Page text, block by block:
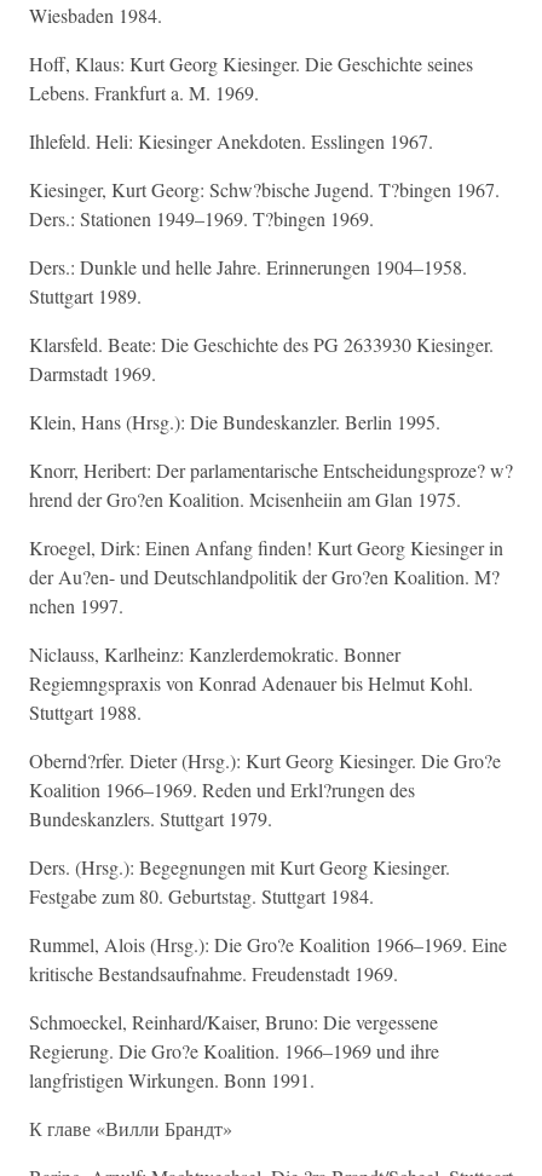
Wiesbaden 1984.
Hoff, Klaus: Kurt Georg Kiesinger. Die Geschichte seines
Lebens. Frankfurt a. M. 1969.
Ihlefeld. Heli: Kiesinger Anekdoten. Esslingen 1967.
Kiesinger, Kurt Georg: Schw?bische Jugend. T?bingen 1967.
Ders.: Stationen 1949–1969. T?bingen 1969.
Ders.: Dunkle und helle Jahre. Erinnerungen 1904–1958.
Stuttgart 1989.
Klarsfeld. Beate: Die Geschichte des PG 2633930 Kiesinger.
Darmstadt 1969.
Klein, Hans (Hrsg.): Die Bundeskanzler. Berlin 1995.
Knorr, Heribert: Der parlamentarische Entscheidungsproze? w?
hrend der Gro?en Koalition. Mcisenheiin am Glan 1975.
Kroegel, Dirk: Einen Anfang finden! Kurt Georg Kiesinger in
der Au?en- und Deutschlandpolitik der Gro?en Koalition. M?
nchen 1997.
Niclauss, Karlheinz: Kanzlerdemokratic. Bonner
Regiemngspraxis von Konrad Adenauer bis Helmut Kohl.
Stuttgart 1988.
Obernd?rfer. Dieter (Hrsg.): Kurt Georg Kiesinger. Die Gro?e
Koalition 1966–1969. Reden und Erkl?rungen des
Bundeskanzlers. Stuttgart 1979.
Ders. (Hrsg.): Begegnungen mit Kurt Georg Kiesinger.
Festgabe zum 80. Geburtstag. Stuttgart 1984.
Rummel, Alois (Hrsg.): Die Gro?e Koalition 1966–1969. Eine
kritische Bestandsaufnahme. Freudenstadt 1969.
Schmoeckel, Reinhard/Kaiser, Bruno: Die vergessene
Regierung. Die Gro?e Koalition. 1966–1969 und ihre
langfristigen Wirkungen. Bonn 1991.
К главе «Вилли Брандт»